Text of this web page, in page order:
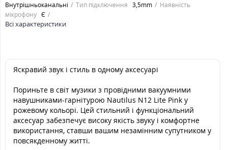
Внутрішньоканальні
Тип підключення 3,5mm
Наявність
мікрофону Є
Всі характеристики
Яскравий звук і стиль в одному аксесуарі
Пориньте в світ музики з провідними вакуумними
навушниками-гарнітурою Nautilus N12 Lite Pink у
рожевому кольорі. Цей стильний і функціональний
аксесуар забезпечує високу якість звуку і комфортне
використання, ставши вашим незамінним супутником у
повсякденному житті.